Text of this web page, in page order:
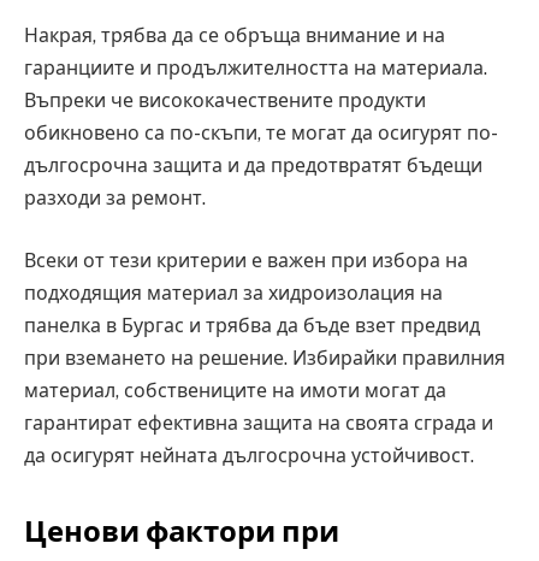
Накрая, трябва да се обръща внимание и на
гаранциите и продължителността на материала.
Въпреки че висококачествените продукти
обикновено са по-скъпи, те могат да осигурят по-
дългосрочна защита и да предотвратят бъдещи
разходи за ремонт.
Всеки от тези критерии е важен при избора на
подходящия материал за хидроизолация на
панелка в Бургас и трябва да бъде взет предвид
при вземането на решение. Избирайки правилния
материал, собствениците на имоти могат да
гарантират ефективна защита на своята сграда и
да осигурят нейната дългосрочна устойчивост.
Ценови фактори при